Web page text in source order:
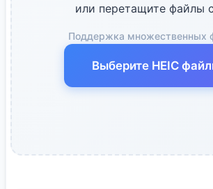
или перетащите файлы
Поддержка множественных
Выберите HEIC